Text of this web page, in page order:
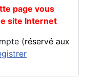
page vous
site Internet
(réservé aux